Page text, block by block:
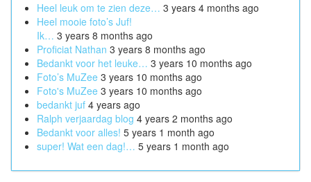
Heel leuk om te zien deze… 3 years 4 months ago
Heel mooie foto’s Juf!
Ik… 3 years 8 months ago
Proficiat Nathan 3 years 8 months ago
Bedankt voor het leuke… 3 years 10 months ago
Foto’s MuZee 3 years 10 months ago
Foto's MuZee 3 years 10 months ago
bedankt juf 4 years ago
Ralph verjaardag blog 4 years 2 months ago
Bedankt voor alles! 5 years 1 month ago
super! Wat een dag!… 5 years 1 month ago